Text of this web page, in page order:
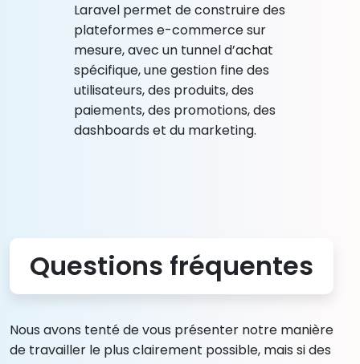
Laravel permet de construire des
plateformes e-commerce sur
mesure, avec un tunnel d’achat
spécifique, une gestion fine des
utilisateurs, des produits, des
paiements, des promotions, des
dashboards et du marketing.
Questions fréquentes
Nous avons tenté de vous présenter notre manière
de travailler le plus clairement possible, mais si des